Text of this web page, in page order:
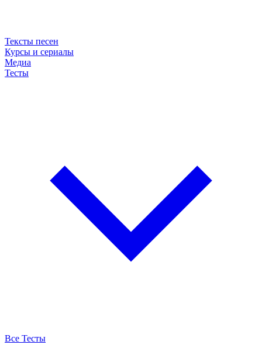
Тексты песен
Курсы и сериалы
Медиа
Тесты
Все Тесты